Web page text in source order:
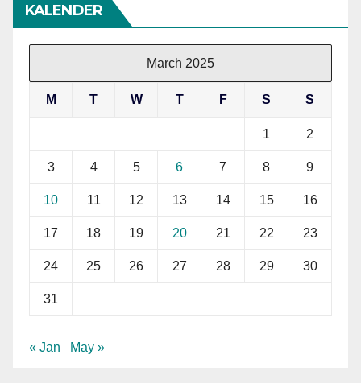
KALENDER
March 2025
M T W T F S S
1 2
3 4 5 6 7 8 9
10 11 12 13 14 15 16
17 18 19 20 21 22 23
24 25 26 27 28 29 30
31
« Jan May »